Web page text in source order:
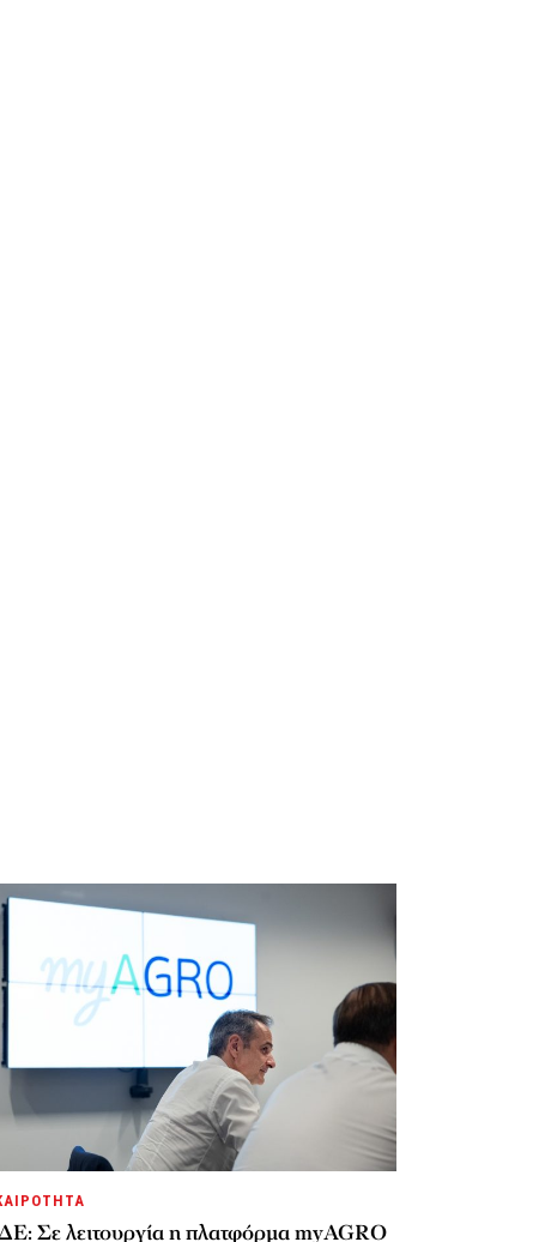
Σε λειτουργία η πλατφόρμα myAGRO